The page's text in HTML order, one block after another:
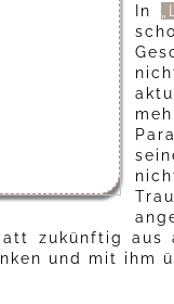
In
zukünftig
und mit ihm